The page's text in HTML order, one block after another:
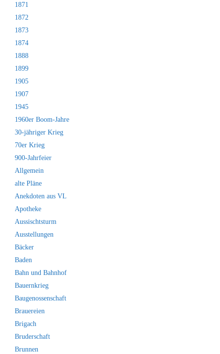
1871
1872
1873
1874
1888
1899
1905
1907
1945
1960er Boom-Jahre
30-jähriger Krieg
70er Krieg
900-Jahrfeier
Allgemein
alte Pläne
Anekdoten aus VL
Apotheke
Aussischtsturm
Ausstellungen
Bäcker
Baden
Bahn und Bahnhof
Bauernkrieg
Baugenossenschaft
Brauereien
Brigach
Bruderschaft
Brunnen